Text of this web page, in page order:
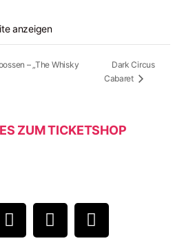
anzeigen
– „The Whisky
Dark Circus
Cabaret
ZUM TICKETSHOP